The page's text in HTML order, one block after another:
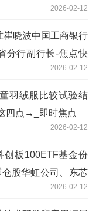
2026-02-12
崔晓波中国工商银行
分行副行长-焦点快
2026-02-12
羽绒服比较试验结
四点→_即时焦点
2026-02-12
创板100ETF基金份
股华虹公司、东芯
2026-02-12